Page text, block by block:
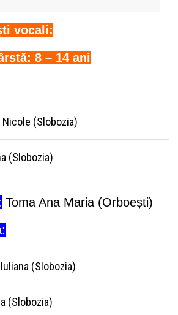
vocali:
8 – 14 ani
(Slobozia)
(Slobozia)
Toma Ana Maria (Orboești)
(Slobozia)
(Slobozia)